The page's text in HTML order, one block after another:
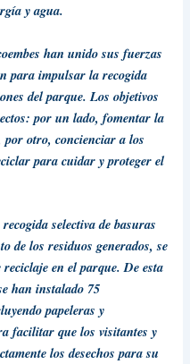
y agua.
han unido sus fuerzas
para impulsar la recogida
del parque. Los objetivos
por un lado, fomentar la
por otro, concienciar a los
para cuidar y proteger el
selectiva de basuras
de los residuos generados, se
reciclaje en el parque. De esta
han instalado 75
papeleras y
facilitar que los visitantes y
los desechos para su